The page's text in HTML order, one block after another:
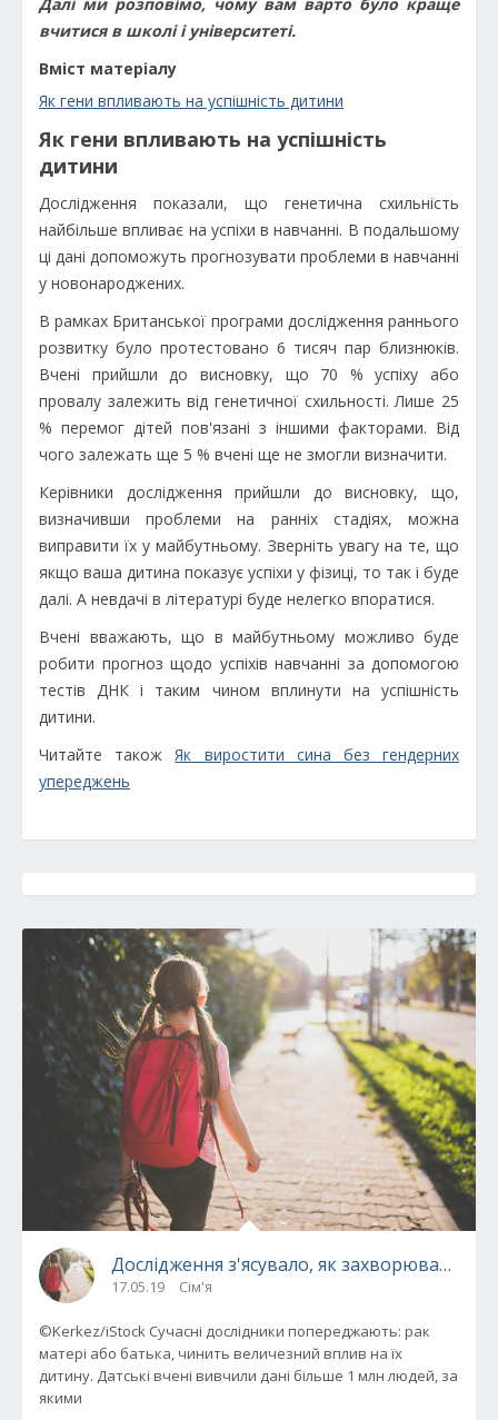
вчитися в школі і університеті.
Вміст матеріалу
Як гени впливають на успішність дитини
Як гени впливають на успішність
дитини
Дослідження показали, що генетична схильність
найбільше впливає на успіхи в навчанні. В подальшому
ці дані допоможуть прогнозувати проблеми в навчанні
у новонароджених.
В рамках Британської програми дослідження раннього
розвитку було протестовано 6 тисяч пар близнюків.
Вчені прийшли до висновку, що 70 % успіху або
провалу залежить від генетичної схильності. Лише 25
% перемог дітей пов'язані з іншими факторами. Від
чого залежать ще 5 % вчені ще не змогли визначити.
Керівники дослідження прийшли до висновку, що,
визначивши проблеми на ранніх стадіях, можна
виправити їх у майбутньому. Зверніть увагу на те, що
якщо ваша дитина показує успіхи у фізиці, то так і буде
далі. А невдачі в літературі буде нелегко впоратися.
Вчені вважають, що в майбутньому можливо буде
робити прогноз щодо успіхів навчанні за допомогою
тестів ДНК і таким чином вплинути на успішність
дитини.
Читайте також Як виростити сина без гендерних
упереджень
Дослідження з'ясувало, як захворювання
17.05.19 Сім'я
©Kerkez/iStock Сучасні дослідники попереджають: рак
матері або батька, чинить величезний вплив на їх
дитину. Датські вчені вивчили дані більше 1 млн людей, за
якими